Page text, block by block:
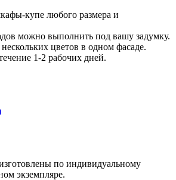
купе любого размера и
можно выполнить под вашу задумку.
цветов в одном фасаде.
1-2 рабочих дней.
по индивидуальному
экземпляре.